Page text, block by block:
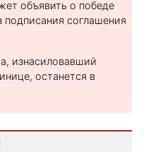
объявить о победе
подписания соглашения
изнасиловавший
останется в